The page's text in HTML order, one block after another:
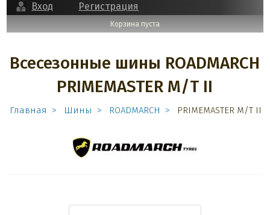
Вход Регистрация
Корзина пуста
Всесезонные шины ROADMARCH
PRIMEMASTER M/T II
Главная Шины ROADMARCH PRIMEMASTER M/T II